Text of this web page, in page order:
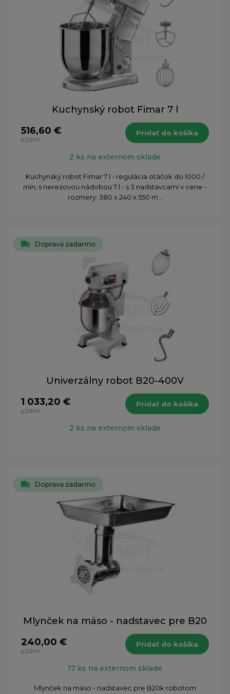
Kuchynský robot Fimar 7 l
516,60 €
s DPH
Pridať do košíka
2 ks na externom sklade
Kuchynský robot Fimar 7 l - regulácia otáčok do 1000 /
min, s nerezovou nádobou 7 l - s 3 nadstavcami v cene -
rozmery: 380 x 240 x 550 m...
Doprava zadarmo
Univerzálny robot B20-400V
1 033,20 €
s DPH
Pridať do košíka
2 ks na externom sklade
Doprava zadarmo
Mlynček na mäso - nadstavec pre B20
240,00 €
s DPH
Pridať do košíka
17 ks na externom sklade
Mlynček na mäso - nadstavec pre B20 ​k robotom